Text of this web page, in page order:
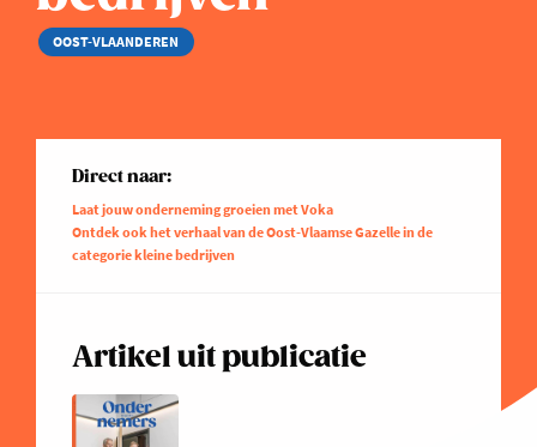
OOST-VLAANDEREN
Direct naar:
Laat jouw onderneming groeien met Voka
Ontdek ook het verhaal van de Oost-Vlaamse Gazelle in de
categorie kleine bedrijven
Artikel uit publicatie